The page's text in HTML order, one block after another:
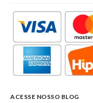
ACESSE NOSSO BLOG